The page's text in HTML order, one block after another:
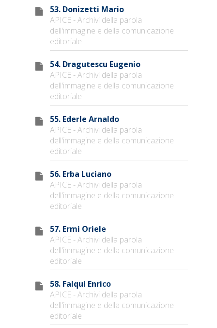
53. Donizetti Mario
APICE - Archivi della parola
dell'immagine e della comunicazione
editoriale
54. Dragutescu Eugenio
APICE - Archivi della parola
dell'immagine e della comunicazione
editoriale
55. Ederle Arnaldo
APICE - Archivi della parola
dell'immagine e della comunicazione
editoriale
56. Erba Luciano
APICE - Archivi della parola
dell'immagine e della comunicazione
editoriale
57. Ermi Oriele
APICE - Archivi della parola
dell'immagine e della comunicazione
editoriale
58. Falqui Enrico
APICE - Archivi della parola
dell'immagine e della comunicazione
editoriale